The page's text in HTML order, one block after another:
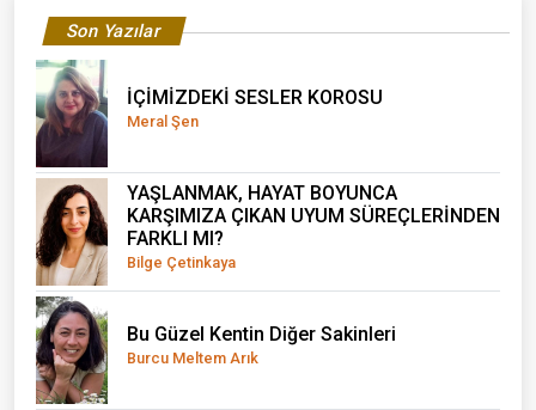
Son Yazılar
İÇİMİZDEKİ SESLER KOROSU
Meral Şen
YAŞLANMAK, HAYAT BOYUNCA
KARŞIMIZA ÇIKAN UYUM SÜREÇLERİNDEN
FARKLI MI?
Bilge Çetinkaya
Bu Güzel Kentin Diğer Sakinleri
Burcu Meltem Arık